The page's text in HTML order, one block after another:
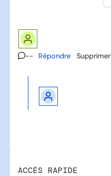
ACCÈS RAPIDE
-- Répondre Supprimer